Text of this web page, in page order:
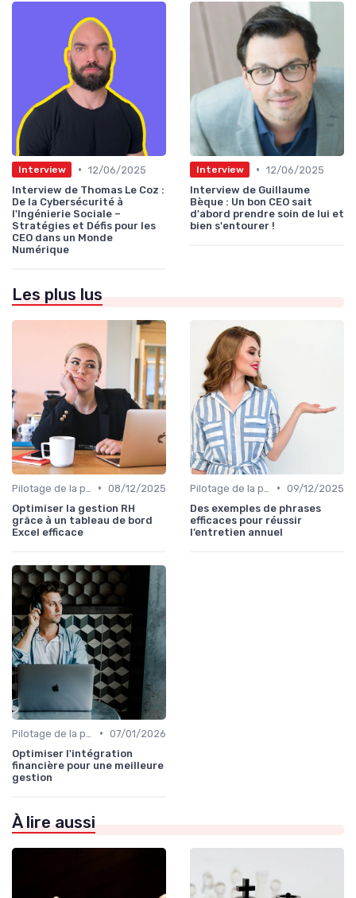
Interview • 12/06/2025
Interview de Thomas Le Coz :
De la Cybersécurité à
l'Ingénierie Sociale –
Stratégies et Défis pour les
CEO dans un Monde
Numérique
Interview • 12/06/2025
Interview de Guillaume
Bèque : Un bon CEO sait
d'abord prendre soin de lui et
bien s'entourer !
Les plus lus
• 08/12/2025
Optimiser la gestion RH
grâce à un tableau de bord
Excel efficace
• 09/12/2025
Des exemples de phrases
efficaces pour réussir
l’entretien annuel
• 07/01/2026
Optimiser l'intégration
financière pour une meilleure
gestion
À lire aussi